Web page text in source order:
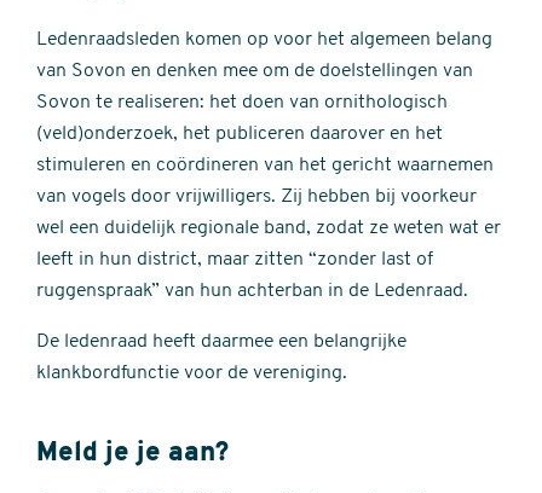
Ledenraadsleden komen op voor het algemeen belang
van Sovon en denken mee om de doelstellingen van
Sovon te realiseren: het doen van ornithologisch
(veld)onderzoek, het publiceren daarover en het
stimuleren en coördineren van het gericht waarnemen
van vogels door vrijwilligers. Zij hebben bij voorkeur
wel een duidelijk regionale band, zodat ze weten wat er
leeft in hun district, maar zitten “zonder last of
ruggenspraak” van hun achterban in de Ledenraad.
De ledenraad heeft daarmee een belangrijke
klankbordfunctie voor de vereniging.
Meld je je aan?